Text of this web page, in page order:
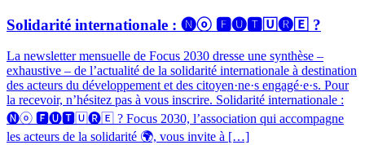
Solidarité internationale : 🅝ⓞ 🅵🅤🆃🅄🅡🄴 ?
La newsletter mensuelle de Focus 2030 dresse une synthèse –
exhaustive – de l’actualité de la solidarité internationale à destination
des acteurs du développement et des citoyen·ne·s engagé·e·s. Pour
la recevoir, n’hésitez pas à vous inscrire. Solidarité internationale :
🅝ⓞ 🅵🅤🆃🅄🅡🄴 ? Focus 2030, l’association qui accompagne
les acteurs de la solidarité 🌍, vous invite à […]